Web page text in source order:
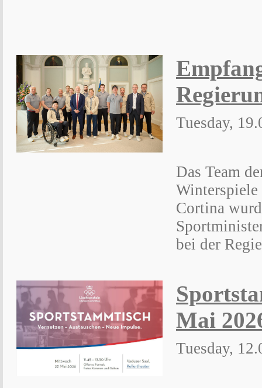
Tuesday,
Das Team
Cortina
bei der
Mai
Tuesday,